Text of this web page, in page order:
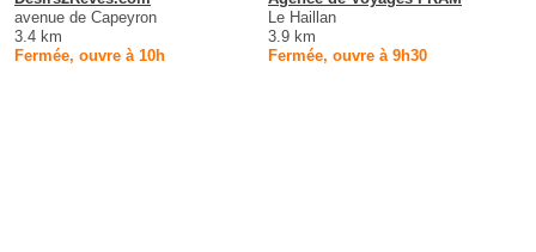
avenue de Capeyron
3.4 km
Fermée, ouvre à 10h
Le Haillan
3.9 km
Fermée, ouvre à 9h30